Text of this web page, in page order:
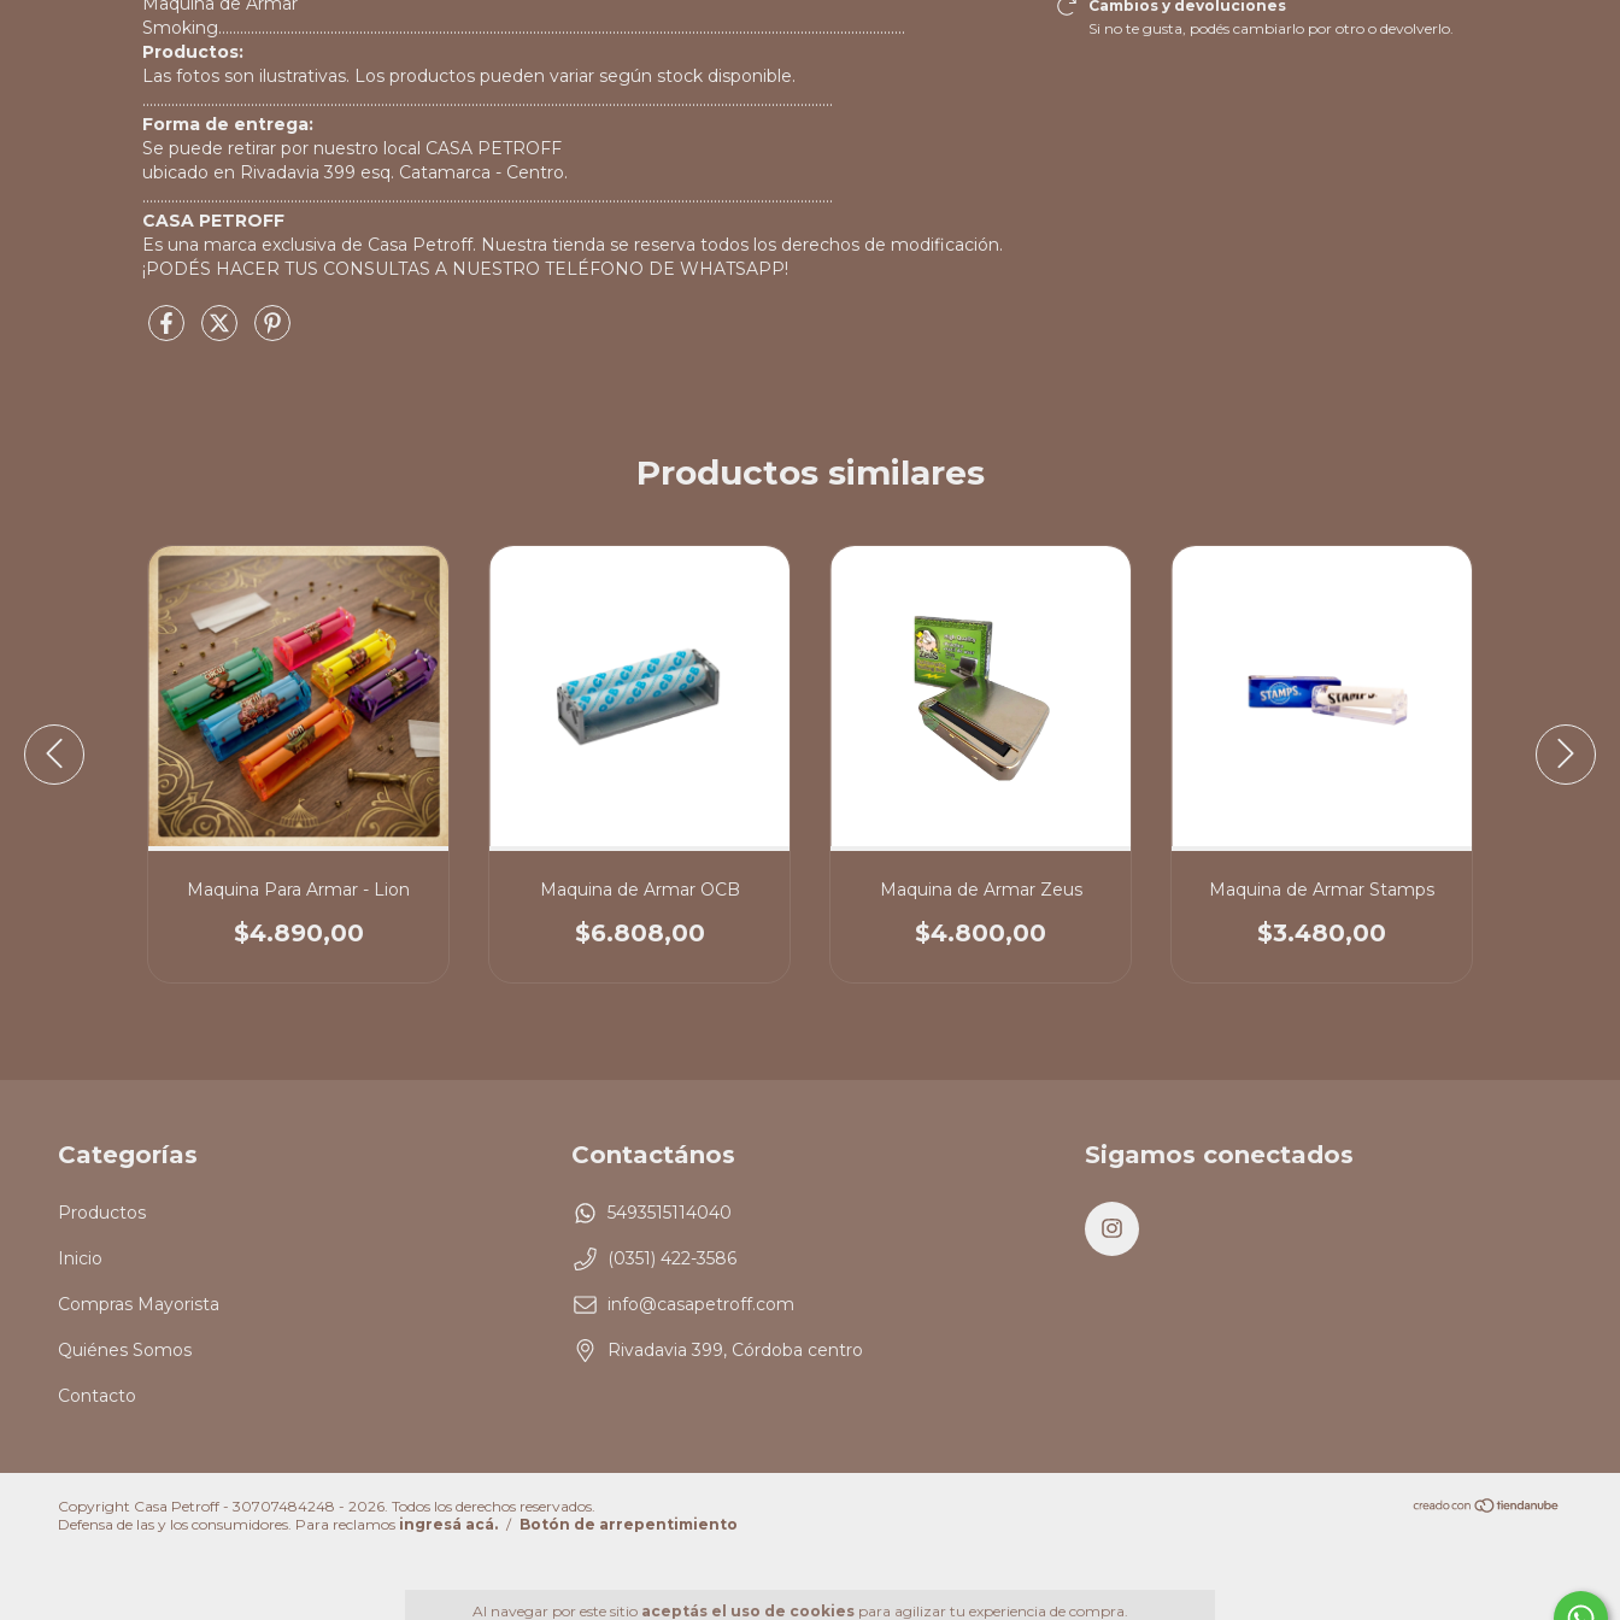
Al navegar por este sitio aceptás el uso de cookies para agilizar tu experiencia de compra.
Smoking..............................................................................................................................................................................................
Productos:
Las fotos son ilustrativas. Los productos pueden variar según stock disponible.
...............................................................................................................................................................................................
Forma de entrega:
Se puede retirar por nuestro local CASA PETROFF
ubicado en Rivadavia 399 esq. Catamarca - Centro.
...............................................................................................................................................................................................
CASA PETROFF
Es una marca exclusiva de Casa Petroff. Nuestra tienda se reserva todos los derechos de modificación.
¡PODÉS HACER TUS CONSULTAS A NUESTRO TELÉFONO DE WHATSAPP!
Cambios y devoluciones
Si no te gusta, podés cambiarlo por otro o devolverlo.
Productos similares
Maquina Para Armar - Lion
$4.890,00
Maquina de Armar OCB
$6.808,00
Maquina de Armar Zeus
$4.800,00
Maquina de Armar Stamps
$3.480,00
Categorías
Productos
Inicio
Compras Mayorista
Quiénes Somos
Contacto
Contactános
5493515114040
(0351) 422-3586
info@casapetroff.com
Rivadavia 399, Córdoba centro
Sigamos conectados
Copyright Casa Petroff - 30707484248 - 2026. Todos los derechos reservados.
Defensa de las y los consumidores. Para reclamos ingresá acá. / Botón de arrepentimiento